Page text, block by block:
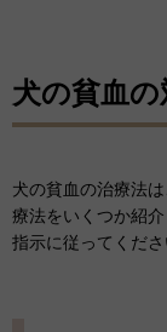
犬の貧血
犬の貧血の治療法
療法をいくつか紹
指示に従ってくださ